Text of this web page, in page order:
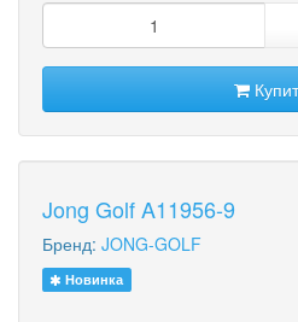
Jong Golf A11956-9
Бренд: JONG-GOLF
Новинка